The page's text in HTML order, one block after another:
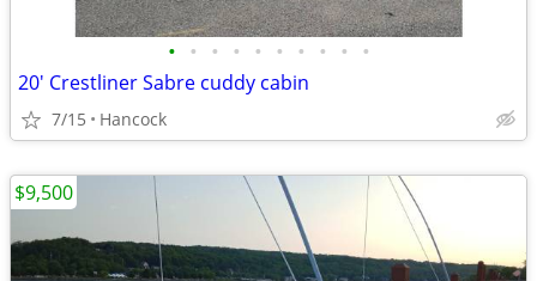
• • • • • • • • • •
20' Crestliner Sabre cuddy cabin
7/15 Hancock
$9,500